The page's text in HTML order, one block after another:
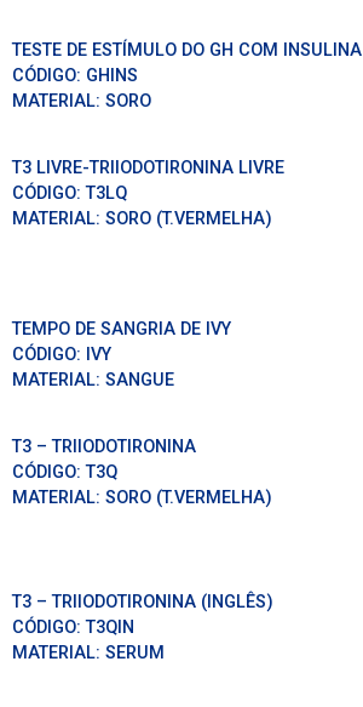
TESTE DE ESTÍMULO DO GH COM INSULINA
CÓDIGO: GHINS
MATERIAL: SORO
T3 LIVRE-TRIIODOTIRONINA LIVRE
CÓDIGO:T3LQ
MATERIAL: SORO (T.VERMELHA)
TEMPO DE SANGRIA DE IVY
CÓDIGO: IVY
MATERIAL: SANGUE
T3 – TRIIODOTIRONINA
CÓDIGO:T3Q
MATERIAL: SORO (T.VERMELHA)
T3 – TRIIODOTIRONINA (INGLÊS)
CÓDIGO:T3QIN
MATERIAL: SERUM